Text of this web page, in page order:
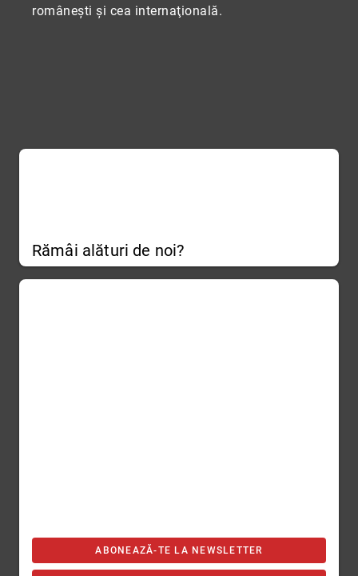
româneşti şi cea internaţională.
Rămâi alături de noi?
ABONEAZĂ-TE LA NEWSLETTER